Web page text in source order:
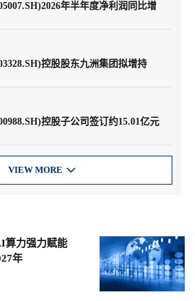
年半年度净利润同比增
控股股东九洲集团拟增持
控股子公司签订约15.01亿元
VIEW MORE 
算力强力赋能
年